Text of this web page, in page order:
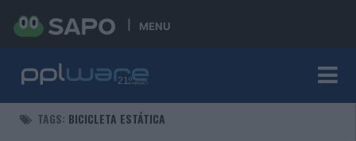
MENU
TAGS: BICICLETA ESTÁTICA